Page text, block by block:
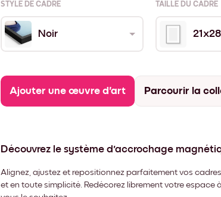
STYLE DE CADRE TAILLE DU CADRE
Noir
Ajouter une œuvre d'art Parcourir la
Découvrez le système d'accrochage
Alignez, ajustez et repositionnez parfaitement vos
et en toute simplicité. Redécorez librement votre espace